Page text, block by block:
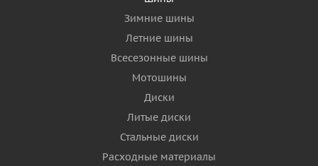
Зимние шины
Летние шины
Всесезонные шины
Мотошины
Диски
Литые диски
Стальные диски
Расходные материалы